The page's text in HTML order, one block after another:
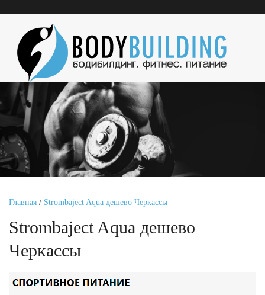
Главная / Strombaject Aqua дешево Черкассы
Strombaject Aqua дешево
Черкассы